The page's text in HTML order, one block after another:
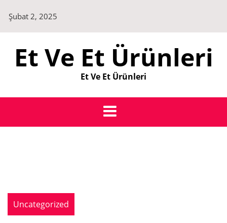
content
Şubat 2, 2025
Et Ve Et Ürünleri
Et Ve Et Ürünleri
Uncategorized